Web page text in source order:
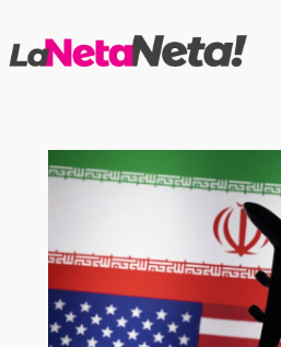
al